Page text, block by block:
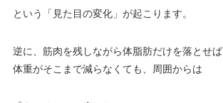
という「見た目の変化」が起こります。
逆に、筋肉を残しながら体脂肪だけを落とせば
体重がそこまで減らなくても、周囲からは